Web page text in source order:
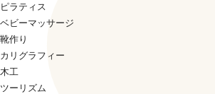
ピラティス
ベビーマッサージ
靴作り
カリグラフィー
木工
ツーリズム